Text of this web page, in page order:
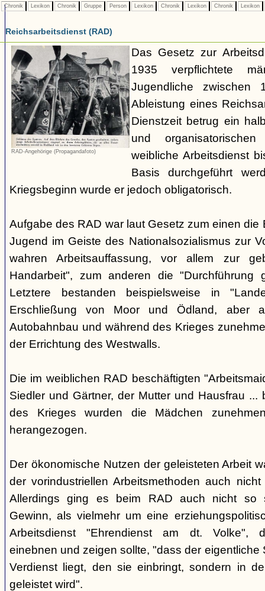
Chronik Lexikon Chronik Gruppe Person Lexikon Chronik Lexikon Chronik Lexikon
Reichsarbeitsdienst (RAD)
RAD-Angehörige (Propagandafoto)
Das Gesetz zur
1935 verpflichtete
Jugendliche
Ableistung eines
Dienstzeit betrug ein
und
weibliche Arbeitsdienst
Basis durchgeführt
Kriegsbeginn wurde er jedoch obligatorisch.
Aufgabe des RAD war laut Gesetz zum einen
Jugend im Geiste des Nationalsozialismus zur
wahren Arbeitsauffassung, vor allem zur
Handarbeit", zum anderen die "Durchführung
Letztere bestanden beispielsweise in
Erschließung von Moor und Ödland, aber
Autobahnbau und während des Krieges
der Errichtung des Westwalls.
Die im weiblichen RAD beschäftigten
Siedler und Gärtner, der Mutter und Hausfrau ...
des Krieges wurden die Mädchen
herangezogen.
Der ökonomische Nutzen der geleisteten Arbeit
der vorindustriellen Arbeitsmethoden auch
Allerdings ging es beim RAD auch nicht so
Gewinn, als vielmehr um eine
Arbeitsdienst "Ehrendienst am dt. Volke",
einebnen und zeigen sollte, "dass der eigentliche
Verdienst liegt, den sie einbringt, sondern in
geleistet wird".